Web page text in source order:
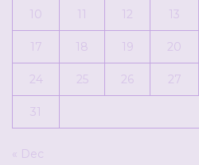
10 11 12 13
17 18 19 20
24 25 26 27
31
« Dec